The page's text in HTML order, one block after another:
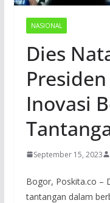
NASIONAL
Dies
Inovasi
September 15, 2023
Bogor, Poskita.co –
tantangan dalam